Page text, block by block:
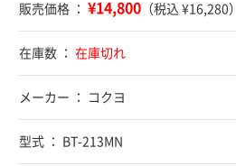
販売価格 ： ¥14,800 （税込 ¥16,280）
在庫数 ： 在庫切れ
メーカー ： コクヨ
型式 ： BT-213MN